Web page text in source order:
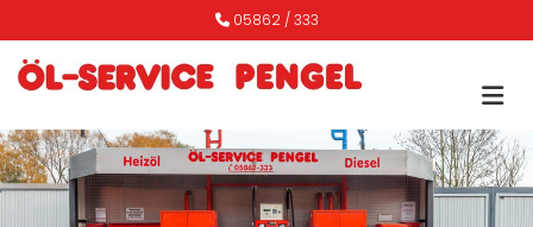
 05862 / 333